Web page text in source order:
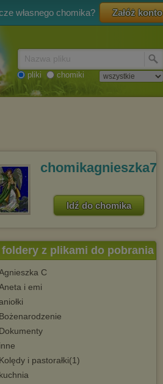
własnego chomika? Załóż konto
pliki chomiki
chomikagnieszka75
Idź do chomika
foldery z plikami do pobrania
C
i emi
Bożenarodzenie
Dokumenty
inne
Kolędy i pastorałki(1)
kuchnia